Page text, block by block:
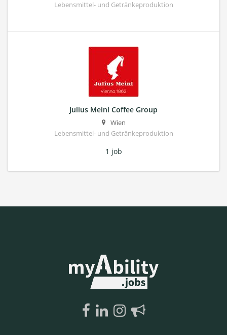
Lebensmittel- und Getränkeproduktion
Julius Meinl Coffee Group
Wien
Lebensmittel- und Getränkeproduktion
1 job